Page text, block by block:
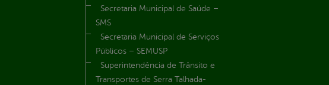
Secretaria Municipal de Saúde –
SMS
Secretaria Municipal de Serviços
Públicos – SEMUSP
Superintendência de Trânsito e
Transportes de Serra Talhada-